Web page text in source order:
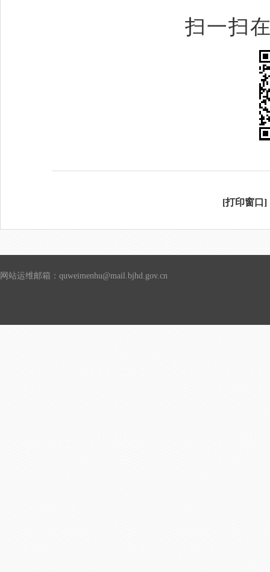
扫一扫
[打印窗口]
网站运维邮箱：quweimenhu@mail.bjhd.gov.cn